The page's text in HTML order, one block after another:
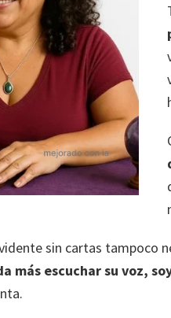
sin cartas tampoco
más escuchar su voz,